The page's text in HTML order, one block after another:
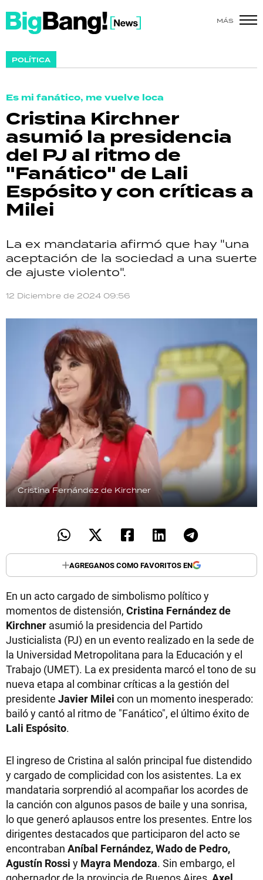
MÁS
POLÍTICA
Es mi fanático, me vuelve loca
Cristina Kirchner
asumió la presidencia
del PJ al ritmo de
"Fanático" de Lali
Espósito y con críticas a
Milei
La ex mandataria afirmó que hay "una
aceptación de la sociedad a una suerte
de ajuste violento".
12 Diciembre de 2024 09:56
Cristina Fernández de Kirchner
AGREGANOS COMO FAVORITOS EN
En un acto cargado de simbolismo político y
momentos de distensión, Cristina Fernández de
Kirchner asumió la presidencia del Partido
Justicialista (PJ) en un evento realizado en la sede de
la Universidad Metropolitana para la Educación y el
Trabajo (UMET). La ex presidenta marcó el tono de su
nueva etapa al combinar críticas a la gestión del
presidente Javier Milei con un momento inesperado:
bailó y cantó al ritmo de "Fanático", el último éxito de
Lali Espósito.
El ingreso de Cristina al salón principal fue distendido
y cargado de complicidad con los asistentes. La ex
mandataria sorprendió al acompañar los acordes de
la canción con algunos pasos de baile y una sonrisa,
lo que generó aplausos entre los presentes. Entre los
dirigentes destacados que participaron del acto se
encontraban Aníbal Fernández, Wado de Pedro,
Agustín Rossi y Mayra Mendoza. Sin embargo, el
SHOW
ACTUALIDAD
POLICIALES
ECONOMÍA
GRAN HERMANO
DEPORTES
TECNOLOGÍA
RECETAS
PALABRAS
HORÓSCOPO
Seguinos